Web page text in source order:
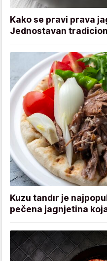
Kako se pravi prava
Jednostavan
Kuzu tandır je
pečena jagnjetina